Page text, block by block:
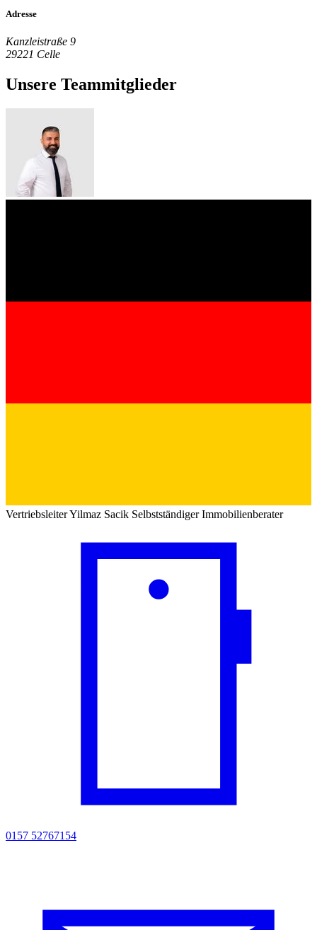
Adresse
Kanzleistraße 9
29221 Celle
Unsere Teammitglieder
VertriebsleiterYilmaz Sacik Selbstständiger Immobilienberater
0157 52767154